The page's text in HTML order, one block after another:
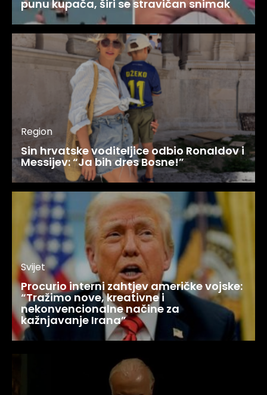
punu kupača, širi se stravičan snimak
Region
Sin hrvatske voditeljice odbio Ronaldov i
Messijev: “Ja bih dres Bosne!”
Svijet
Procurio interni zahtjev američke vojske:
“Tražimo nove, kreativne i
nekonvencionalne načine za
kažnjavanje Irana”